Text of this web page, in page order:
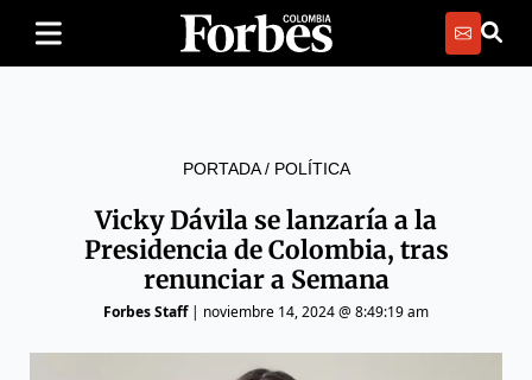
PORTADA/ POLÍTICA
Vicky Dávila se lanzaría a la
Presidencia de Colombia, tras
renunciar a Semana
Forbes Staff| noviembre 14, 2024 @ 8:49:19 am